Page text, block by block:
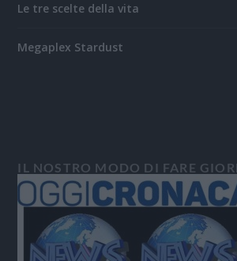
Le tre scelte della vita
Megaplex Stardust
IL NOSTRO MODO DI FARE